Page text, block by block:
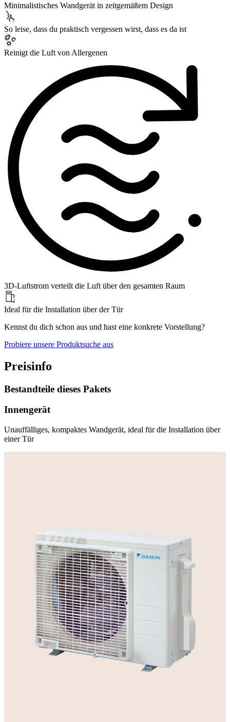
Minimalistisches Wandgerät in zeitgemäßem Design
So leise, dass du praktisch vergessen wirst, dass es da ist
Reinigt die Luft von Allergenen
3D-Luftstrom verteilt die Luft über den gesamten Raum
Ideal für die Installation über der Tür
Kennst du dich schon aus und hast eine konkrete Vorstellung?
Probiere unsere Produktsuche aus
Preisinfo
Bestandteile dieses Pakets
Innengerät
Unauffälliges, kompaktes Wandgerät, ideal für die Installation über
einer Tür